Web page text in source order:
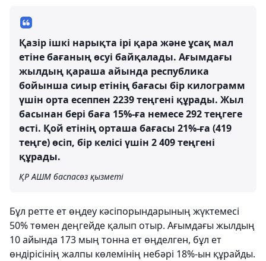
Қазір ішкі нарықта ірі қара және ұсақ мал
етіне бағаның өсуі байқалады. Ағымдағы
жылдың қараша айында республика
бойынша сиыр етінің бағасы бір килограмм
үшін орта есеппен 2239 теңгені құрады. Жыл
басынан бері баға 15%-ға немесе 292 теңгеге
өсті. Қой етінің орташа бағасы 21%-ға (419
теңге) өсіп, бір келісі үшін 2 409 теңгені
құрады.
ҚР АШМ баспасөз қызметі
Бұл ретте ет өңдеу кәсіпорындарының жүктемесі
50% төмен деңгейде қалып отыр. Ағымдағы жылдың
10 айында 173 мың тонна ет өңделген, бұл ет
өндірісінің жалпы көлемінің небәрі 18%-ын құрайды.